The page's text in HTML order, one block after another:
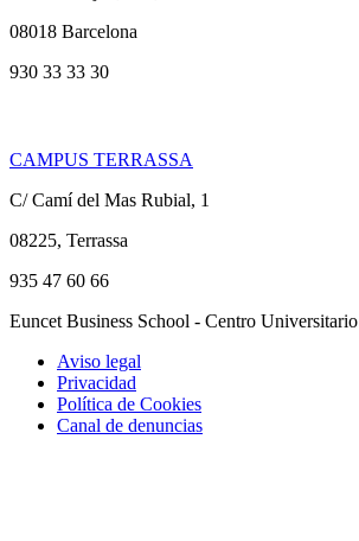
08018 Barcelona
930 33 33 30
CAMPUS TERRASSA
C/ Camí del Mas Rubial, 1
08225, Terrassa
935 47 60 66
Euncet Business School - Centro Universitario
Aviso legal
Privacidad
Política de Cookies
Canal de denuncias